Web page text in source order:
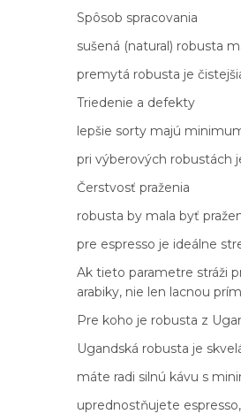
Spôsob spracovania
sušená (natural) robusta
premytá robusta je
Triedenie a defekty
lepšie sorty majú
pri výberových robustách
Čerstvosť praženia
robusta by mala byť
pre espresso je ideálne
Ak tieto parametre stráži
arabiky, nie len lacnou
Pre koho je robusta z
Ugandská robusta je
máte radi silnú kávu s
uprednostňujete